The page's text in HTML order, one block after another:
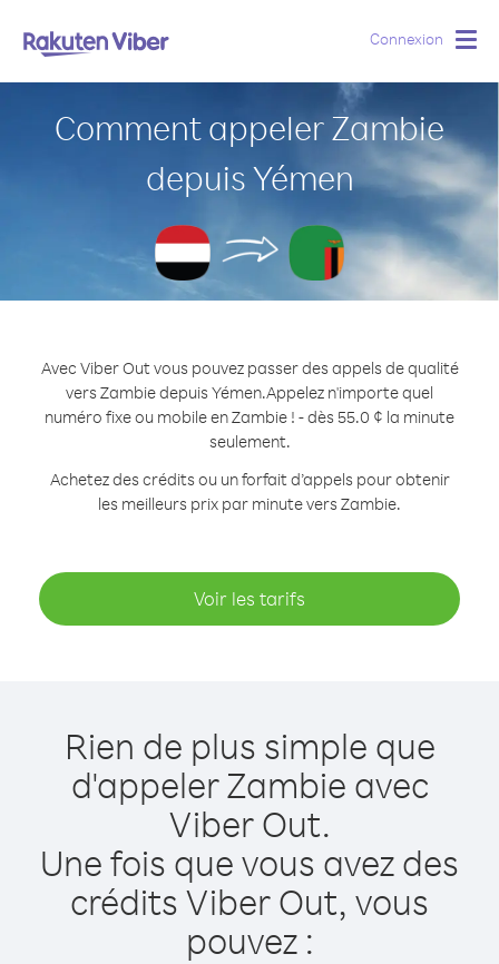
Connexion
Comment appeler Zambie
depuis Yémen
Avec Viber Out vous pouvez passer des appels de qualité
vers Zambie depuis Yémen.Appelez n'importe quel
numéro fixe ou mobile en Zambie ! - dès 55.0 ¢ la minute
seulement.
Achetez des crédits ou un forfait d’appels pour obtenir
les meilleurs prix par minute vers Zambie.
Voir les tarifs
Rien de plus simple que
d'appeler Zambie avec
Viber Out.
Une fois que vous avez des
crédits Viber Out, vous
pouvez :